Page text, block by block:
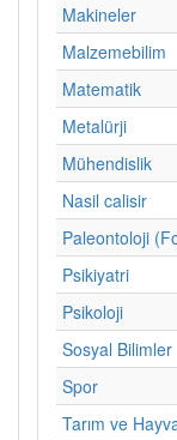
Makineler
Malzemebilim
Matematik
Metalürji
Mühendislik
Nasil calisir
Paleontoloji
Psikiyatri
Psikoloji
Sosyal Bilimler
Spor
Tarım ve